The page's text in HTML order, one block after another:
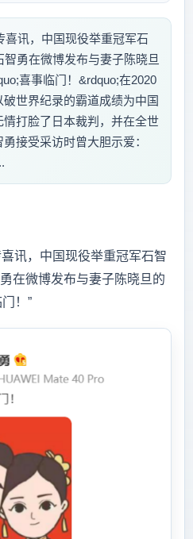
喜讯，中国现役举重冠军石
勇在微博发布与妻子陈晓旦
喜事临门！&rdquo;在2020
世界纪录的霸道成绩为中国
打脸了日本裁判，并在全世
接受采访时曾大胆示爱：
讯，中国现役举重冠军石智
在微博发布与妻子陈晓旦的
！”